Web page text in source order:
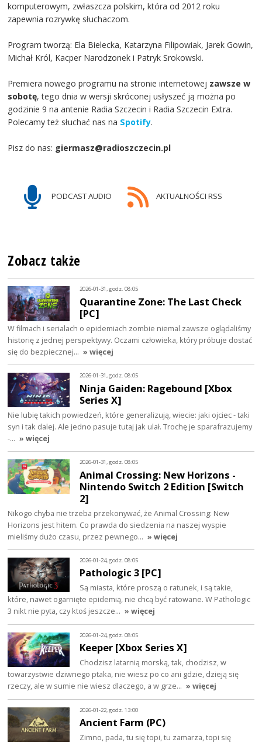
komputerowym, zwłaszcza polskim, która od 2012 roku
zapewnia rozrywkę słuchaczom.
Program tworzą: Ela Bielecka, Katarzyna Filipowiak, Jarek Gowin,
Michał Król, Kacper Narodzonek i Patryk Srokowski.
Premiera nowego programu na stronie internetowej zawsze w
sobotę, tego dnia w wersji skróconej usłyszeć ją można po
godzinie 9 na antenie Radia Szczecin i Radia Szczecin Extra.
Polecamy też słuchać nas na Spotify.
Pisz do nas: giermasz@radioszczecin.pl
PODCAST AUDIO AKTUALNOŚCI RSS
Zobacz także
2026-01-31, godz. 08:05
Quarantine Zone: The Last Check
[PC]
W filmach i serialach o epidemiach zombie niemal zawsze oglądaliśmy
historię z jednej perspektywy. Oczami człowieka, który próbuje dostać
się do bezpiecznej… » więcej
2026-01-31, godz. 08:05
Ninja Gaiden: Ragebound [Xbox
Series X]
Nie lubię takich powiedzeń, które generalizują, wiecie: jaki ojciec - taki
syn i tak dalej. Ale jedno pasuje tutaj jak ulał. Trochę je sparafrazujemy
-… » więcej
2026-01-31, godz. 08:05
Animal Crossing: New Horizons -
Nintendo Switch 2 Edition [Switch
2]
Nikogo chyba nie trzeba przekonywać, że Animal Crossing: New
Horizons jest hitem. Co prawda do siedzenia na naszej wyspie
mieliśmy dużo czasu, przez pewnego… » więcej
2026-01-24, godz. 08:05
Pathologic 3 [PC]
Są miasta, które proszą o ratunek, i są takie,
które, nawet ogarnięte epidemią, nie chcą być ratowane. W Pathologic
3 nikt nie pyta, czy ktoś jeszcze… » więcej
2026-01-24, godz. 08:05
Keeper [Xbox Series X]
Chodzisz latarnią morską, tak, chodzisz, w
towarzystwie dziwnego ptaka, nie wiesz po co ani gdzie, dzieją się
rzeczy, ale w sumie nie wiesz dlaczego, a w grze… » więcej
2026-01-22, godz. 13:00
Ancient Farm (PC)
Zimno, pada, tu się topi, tu zamarza, topi się